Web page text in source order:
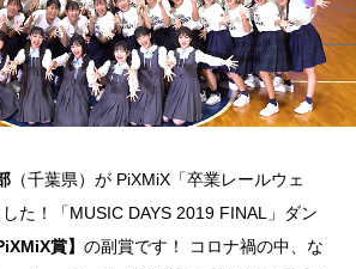
（千葉県）が PiXMiX「卒業レールウェ
た！「MUSIC DAYS 2019 FINAL」ダン
賞】 の副賞です！ コロナ禍の中、な